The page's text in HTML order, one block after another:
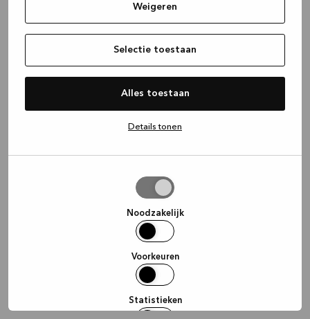
Weigeren
Selectie toestaan
Alles toestaan
Details tonen
Noodzakelijk
Voorkeuren
Statistieken
(see the browser console for more
information).